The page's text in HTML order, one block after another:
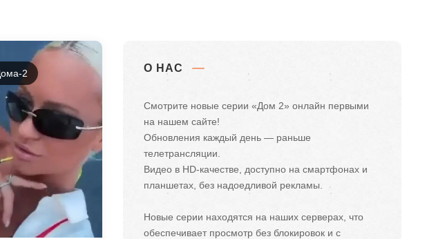
2 О НАС
Смотрите новые серии «Дом 2» онлайн первыми
на нашем сайте!
Обновления каждый день — раньше
телетрансляции.
Видео в HD-качестве, доступно на смартфонах и
планшетах, без надоедливой рекламы.
Новые серии находятся на наших серверах, что
обеспечивает просмотр без блокировок и с